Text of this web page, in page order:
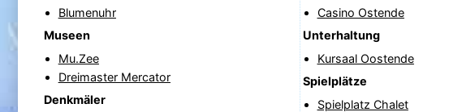
Blumenuhr
Museen
Mu.Zee
Dreimaster Mercator
Denkmäler
Casino Ostende
Unterhaltung
Kursaal Oostende
Spielplätze
Spielplatz Chalet